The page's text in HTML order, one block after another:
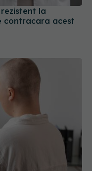
la
contracara acest